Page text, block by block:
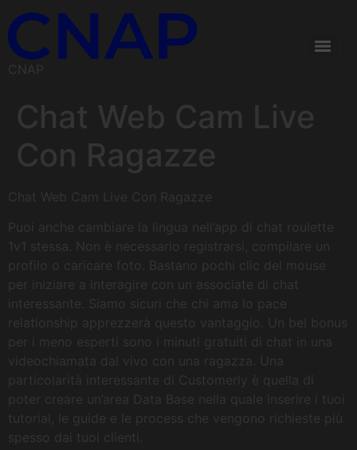
CNAP
Chat Web Cam Live
Con Ragazze
Chat Web Cam Live Con Ragazze
Puoi anche cambiare la lingua nell’app di chat roulette
1v1 stessa. Non è necessario registrarsi, compilare un
profilo o caricare foto. Bastano pochi clic del mouse
per iniziare a interagire con un associate di chat
interessante. Siamo sicuri che chi ama lo pace
relationship apprezzerà questo vantaggio. Un bel bonus
per i meno esperti sono i minuti gratuiti di chat in una
videochiamata dal vivo con una ragazza. Una
particolarità interessante di Customerly è quella di
poter creare un’area Data Base nella quale inserire i tuoi
tutorial, le guide e le process che vengono richieste più
spesso dai tuoi clienti.